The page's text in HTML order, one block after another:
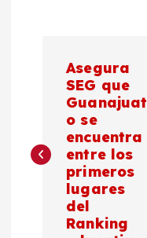
e
Asegura
SEG que
Guanajuat
o se
encuentra
entre los
primeros
lugares
del
Ranking